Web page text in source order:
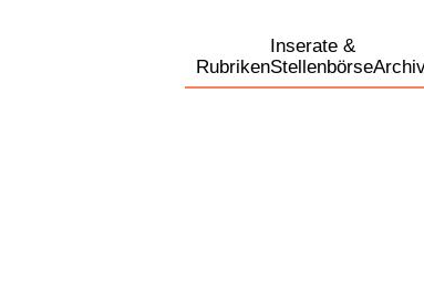
Rubriken
Inserate &
Stellenbörse